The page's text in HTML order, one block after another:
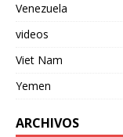
Venezuela
videos
Viet Nam
Yemen
ARCHIVOS